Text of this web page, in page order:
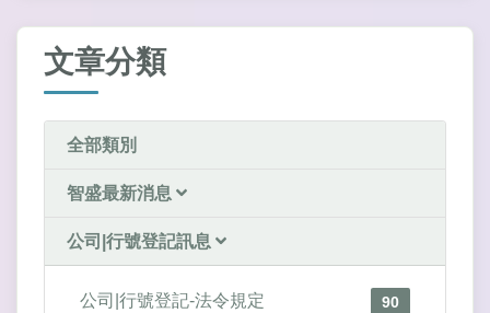
文章分類
全部類別
智盛最新消息
公司|行號登記訊息
公司|行號登記-法令規定 90